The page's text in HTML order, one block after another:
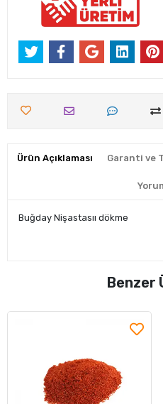
Ürün Açıklaması Garanti ve
Buğday Nişastasıı dökme
Benzer